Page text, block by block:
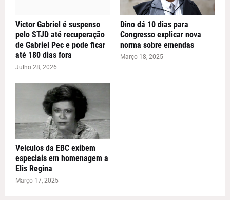
Victor Gabriel é suspenso
pelo STJD até recuperação
de Gabriel Pec e pode ficar
até 180 dias fora
Julho 28, 2026
Dino dá 10 dias para
Congresso explicar nova
norma sobre emendas
Março 18, 2025
Veículos da EBC exibem
especiais em homenagem a
Elis Regina
Março 17, 2025